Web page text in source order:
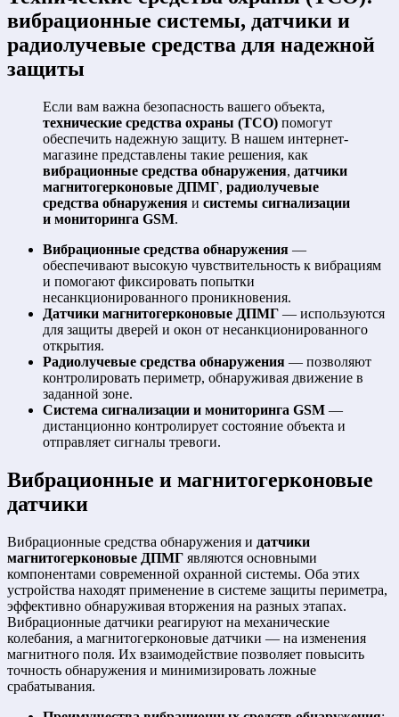
вибрационные системы, датчики и
радиолучевые средства для надежной
защиты
Если вам важна безопасность вашего объекта,
технические средства охраны (ТСО) помогут
обеспечить надежную защиту. В нашем интернет-
магазине представлены такие решения, как
вибрационные средства обнаружения, датчики
магнитогерконовые ДПМГ, радиолучевые
средства обнаружения и системы сигнализации
и мониторинга GSM.
Вибрационные средства обнаружения —
обеспечивают высокую чувствительность к вибрациям
и помогают фиксировать попытки
несанкционированного проникновения.
Датчики магнитогерконовые ДПМГ — используются
для защиты дверей и окон от несанкционированного
открытия.
Радиолучевые средства обнаружения — позволяют
контролировать периметр, обнаруживая движение в
заданной зоне.
Система сигнализации и мониторинга GSM —
дистанционно контролирует состояние объекта и
отправляет сигналы тревоги.
Вибрационные и магнитогерконовые
датчики
Вибрационные средства обнаружения и датчики
магнитогерконовые ДПМГ являются основными
компонентами современной охранной системы. Оба этих
устройства находят применение в системе защиты периметра,
эффективно обнаруживая вторжения на разных этапах.
Вибрационные датчики реагируют на механические
колебания, а магнитогерконовые датчики — на изменения
магнитного поля. Их взаимодействие позволяет повысить
точность обнаружения и минимизировать ложные
срабатывания.